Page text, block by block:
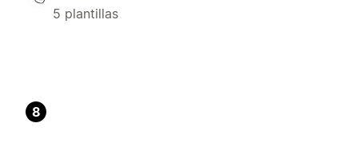
5 plantillas
8